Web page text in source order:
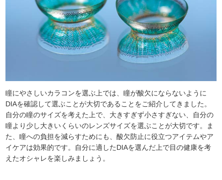
瞳にやさしいカラコンを選ぶ上では、瞳が酸欠にならないように
DIAを確認して選ぶことが大切であることをご紹介してきました。
自分の瞳のサイズを考えた上で、大きすぎず小さすぎない、自分の
瞳より少し大きいくらいのレンズサイズを選ぶことが大切です。ま
た、瞳への負担を減らすためにも、酸欠防止に役立つアイテムやア
イケアは効果的です。自分に適したDIAを選んだ上で目の健康を考
えたオシャレを楽しみましょう。